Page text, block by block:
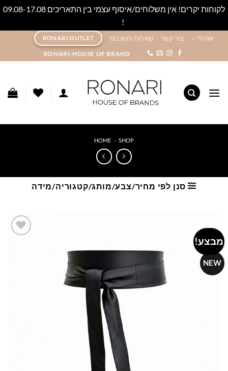
לקוחות יקרים! אין משלוחים/איסוף עצמי בין התאריכים 09.08-17.08
!
content
אודות צור קשר שאלות ותשובות RONARI OUTLET
RONARI-HOUSE OF BRAND
HOME » SHOP
סנן לפי מחיר/צבע/מותג/קטגוריה/מידה
מבצע!
NEW